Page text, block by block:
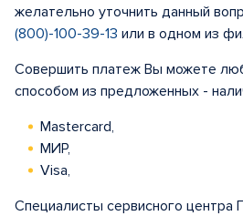
желательно уточнить данный
(800)-100-39-13 или в одном из
Совершить платеж Вы можете
способом из предложенных -
Mastercard,
МИР,
Visa,
Специалисты сервисного центра